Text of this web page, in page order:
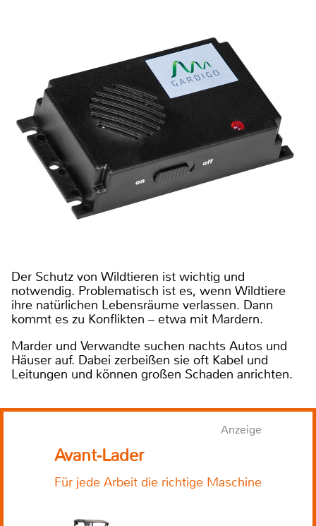
Der Schutz von Wildtieren ist wichtig und
notwendig. Problematisch ist es, wenn Wildtiere
ihre natürlichen Lebensräume verlassen. Dann
kommt es zu Konflikten – etwa mit Mardern.
Marder und Verwandte suchen nachts Autos und
Häuser auf. Dabei zerbeißen sie oft Kabel und
Leitungen und können großen Schaden anrichten.
Anzeige
Avant-Lader
Für jede Arbeit die richtige Maschine